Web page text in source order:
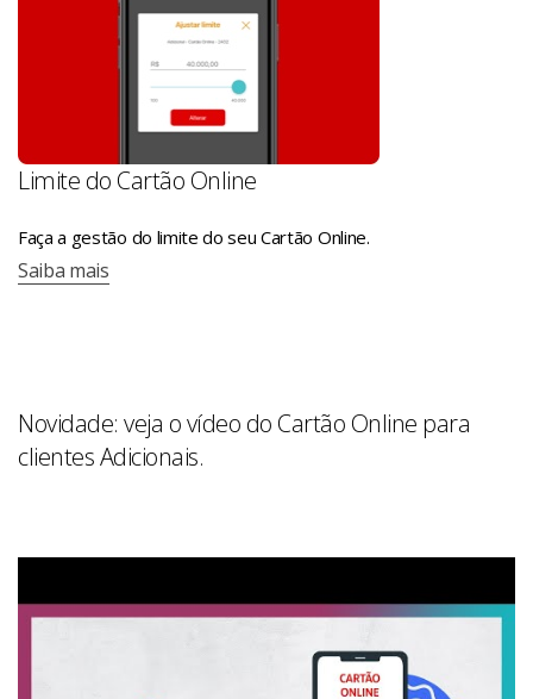
Limite do Cartão Online
Faça a gestão do limite do seu Cartão Online.
Saiba mais
Novidade: veja o vídeo do Cartão Online para
clientes Adicionais.